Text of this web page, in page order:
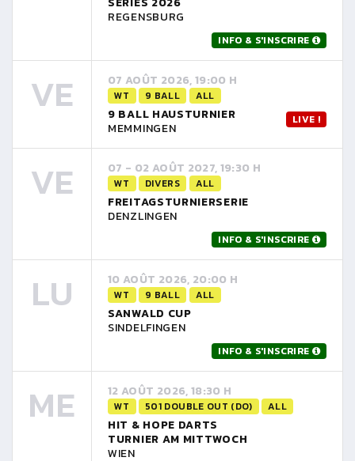
REGENSBURG
INFO & S'INSCRIRE
VE 07 AOÛT 2026, 19:00 H
WT 9 BALL ALL
9 BALL HAUSTURNIER
MEMMINGEN
LIVE !
VE 07 - 02 AOÛT 2027, 19:30 H
WT DIVERS ALL
FREITAGSTURNIERSERIE
DENZLINGEN
INFO & S'INSCRIRE
LU 10 AOÛT 2026, 20:00 H
WT 9 BALL ALL
SANWALD CUP
SINDELFINGEN
INFO & S'INSCRIRE
ME 12 AOÛT 2026, 18:30 H
WT 501 DOUBLE OUT (DO) ALL
HIT & HOPE DARTS
TURNIER AM MITTWOCH
WIEN